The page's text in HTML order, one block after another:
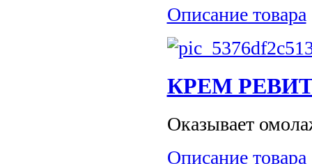
Описание товара
КРЕМ
Оказывает
Описание товара